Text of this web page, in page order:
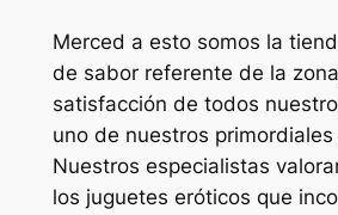
Merced a esto somos la
de sabor referente de la
satisfacción de todos
uno de nuestros
Nuestros especialistas
los juguetes eróticos que